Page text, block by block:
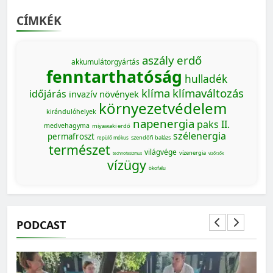
CÍMKÉK
akkumulátorgyártás aszály erdő
fenntarthatóság hulladék
időjárás invazív növények klíma klímaváltozás
kirándulóhelyek környezetvédelem
medvehagyma miyawaki erdő napenergia paks II.
permafroszt repülő mókus szendőfi balázs szélenergia
természet technofasizmus világvége vízenergia vízőrzők
vízügy ökofalu
PODCAST